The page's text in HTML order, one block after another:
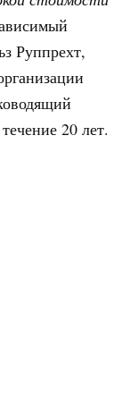
Руппрехт,
20 лет.